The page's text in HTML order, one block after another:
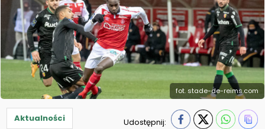
fot. stade-de-reims.com
Aktualności Udostępnij: